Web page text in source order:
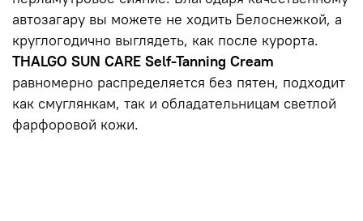
автозагару вы можете не ходить Белоснежкой, а
круглогодично выглядеть, как после курорта.
THALGO SUN CARE Self-Tanning Cream
равномерно распределяется без пятен, подходит
как смуглянкам, так и обладательницам светлой
фарфоровой кожи.